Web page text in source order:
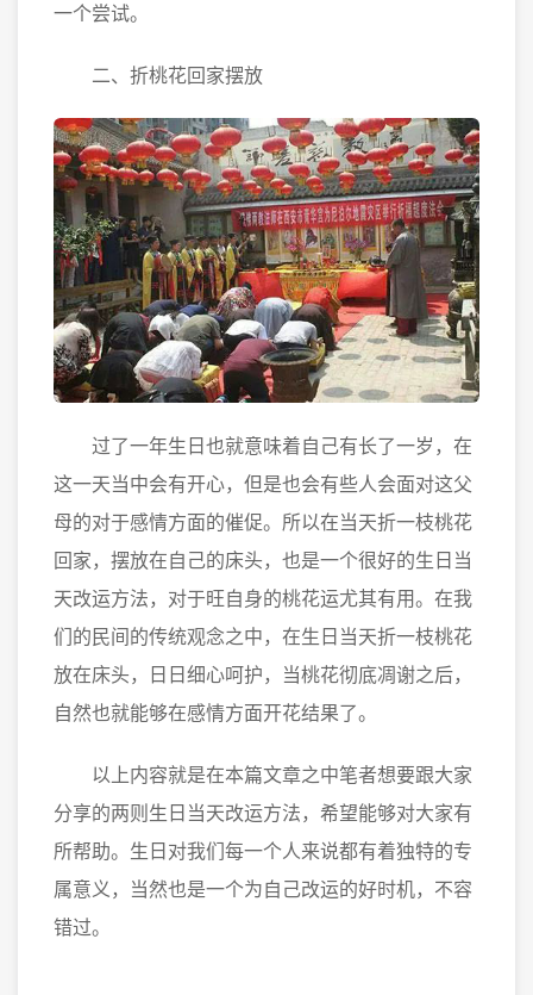
一个尝试。
二、折桃花回家摆放
过了一年生日也就意味着自己有长了一岁，在
这一天当中会有开心，但是也会有些人会面对这父
母的对于感情方面的催促。所以在当天折一枝桃花
回家，摆放在自己的床头，也是一个很好的生日当
天改运方法，对于旺自身的桃花运尤其有用。在我
们的民间的传统观念之中，在生日当天折一枝桃花
放在床头，日日细心呵护，当桃花彻底凋谢之后，
自然也就能够在感情方面开花结果了。
以上内容就是在本篇文章之中笔者想要跟大家
分享的两则生日当天改运方法，希望能够对大家有
所帮助。生日对我们每一个人来说都有着独特的专
属意义，当然也是一个为自己改运的好时机，不容
错过。